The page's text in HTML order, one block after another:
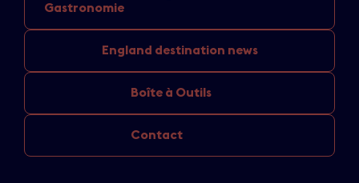
Gastronomie
England destination news
Boîte à Outils
Contact